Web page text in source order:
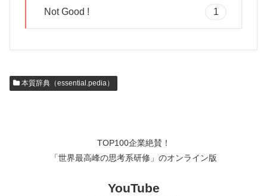
Not Good ! 1
本質辞典（essential.pedia）
TOP100企業絶賛！
「世界最高峰の思考系研修」のオンライン版
YouTube